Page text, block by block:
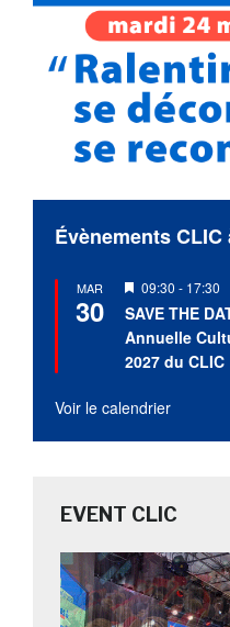
Évènements CLIC
MAR
30
Mis
en
avant
09:30 - 17:30
SAVE THE
Annuelle
2027 du CLIC
Voir le calendrier
EVENT CLIC